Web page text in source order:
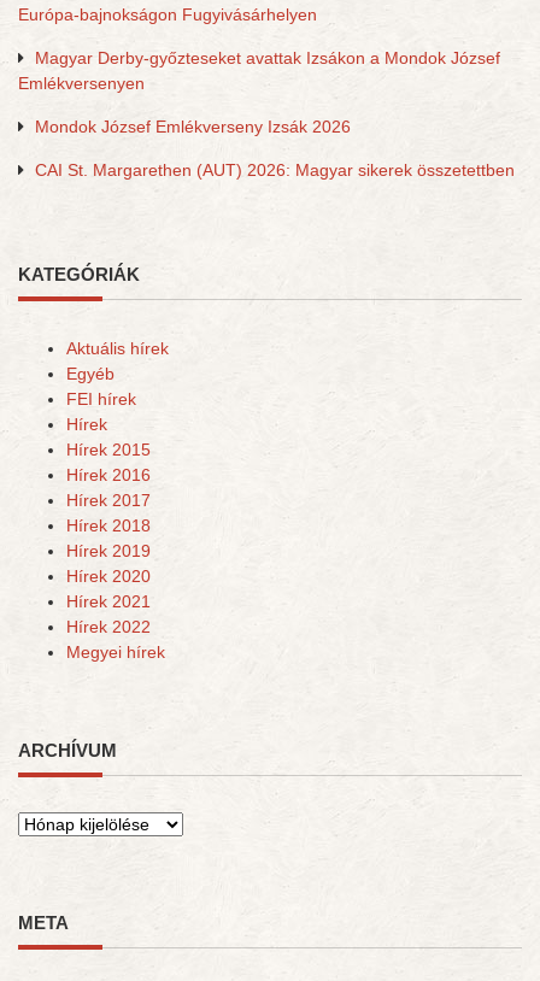
Európa-bajnokságon Fugyivásárhelyen
Magyar Derby-győzteseket avattak Izsákon a Mondok József
Emlékversenyen
Mondok József Emlékverseny Izsák 2026
CAI St. Margarethen (AUT) 2026: Magyar sikerek összetettben
KATEGÓRIÁK
Aktuális hírek
Egyéb
FEI hírek
Hírek
Hírek 2015
Hírek 2016
Hírek 2017
Hírek 2018
Hírek 2019
Hírek 2020
Hírek 2021
Hírek 2022
Megyei hírek
ARCHÍVUM
Archívum
META